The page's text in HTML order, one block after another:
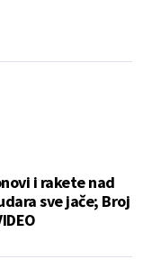
i rakete nad
sve jače; Broj